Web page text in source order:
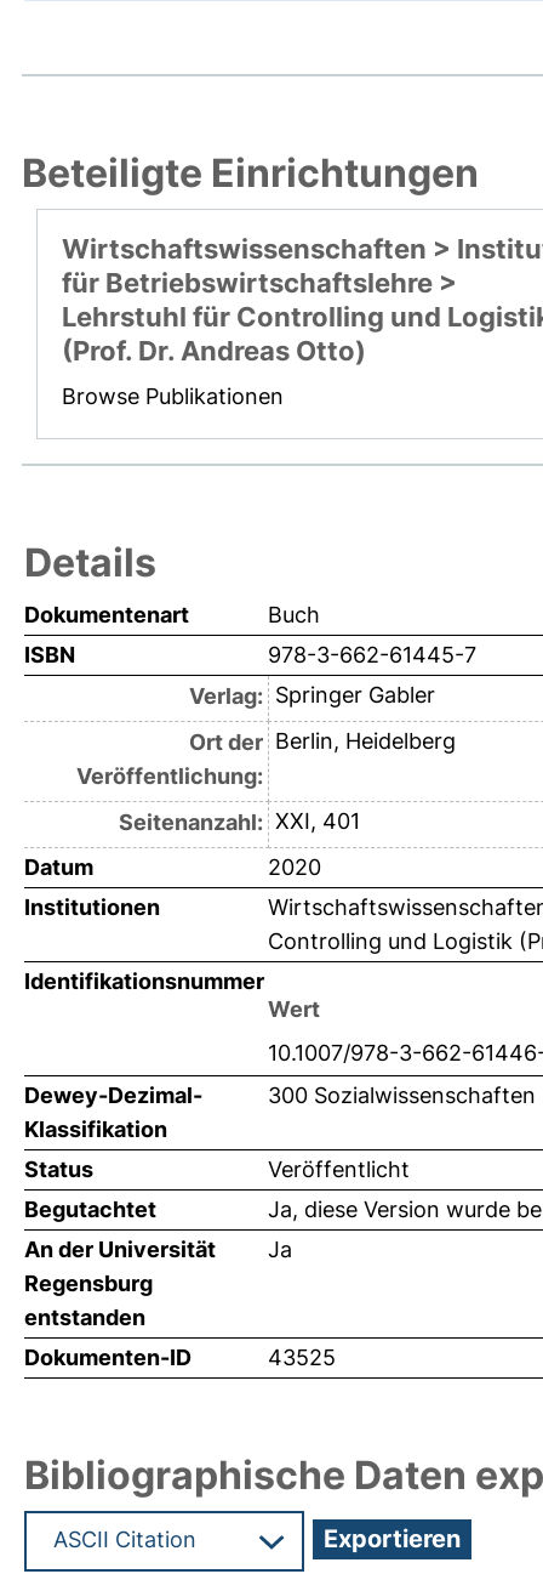
Beteiligte Einrichtungen
Wirtschaftswissenschaften >
für Betriebswirtschaftslehre >
Lehrstuhl für Controlling und
(Prof. Dr. Andreas Otto)
Browse Publikationen
Details
Dokumentenart
Buch
ISBN
978-3-662-61445-7
Verlag: Springer Gabler
Ort der
Veröffentlichung:
Berlin, Heidelberg
Seitenanzahl: XXI, 401
Datum
2020
Institutionen
Controlling und Logistik
Identifikationsnummer
Wert
10.1007/978-3-662-
Dewey-Dezimal-
Klassifikation
300
Status
Veröffentlicht
Begutachtet
Ja, diese Version wurde
An der Universität
Regensburg
entstanden
Ja
Dokumenten-ID 43525
Bibliographische Daten